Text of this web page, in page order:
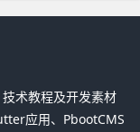
术教程及开发素材
应用、PbootCMS